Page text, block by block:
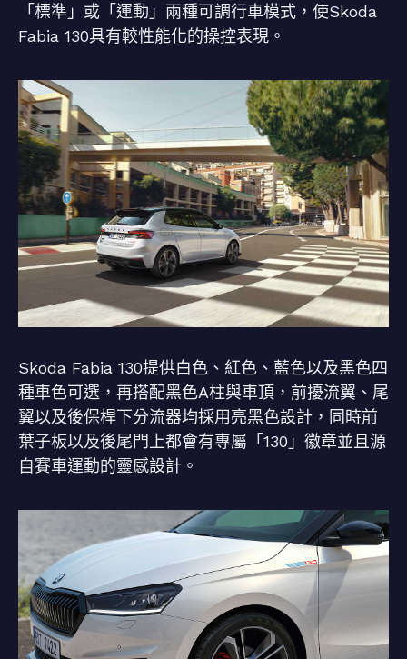
「標準」或「運動」兩種可調行車模式，使Skoda
Fabia 130具有較性能化的操控表現。
Skoda Fabia 130提供白色、紅色、藍色以及黑色四
種車色可選，再搭配黑色A柱與車頂，前擾流翼、尾
翼以及後保桿下分流器均採用亮黑色設計，同時前
葉子板以及後尾門上都會有專屬「130」徽章並且源
自賽車運動的靈感設計。